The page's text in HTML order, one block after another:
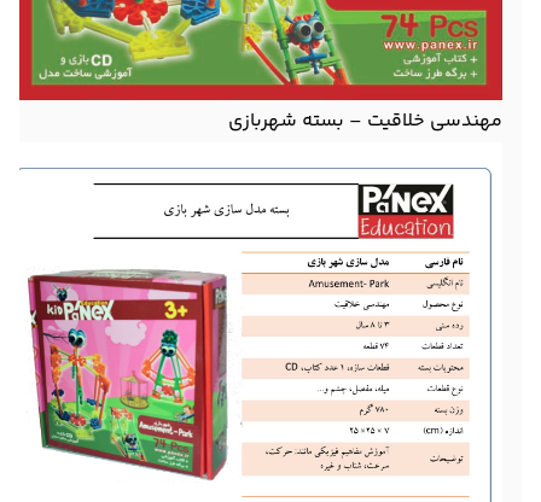
مهندسی خلاقیت – بسته شهربازی